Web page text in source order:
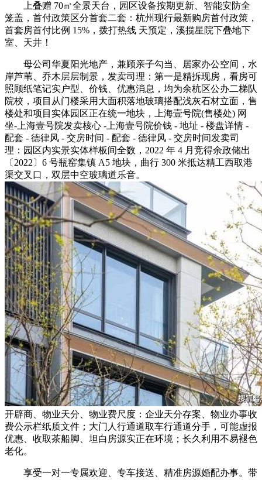
上叠赠 70㎡全景天台，园区设备按期更新、智能安防全
笼盖，首付政策区分首套二套：杭州现行最新购房首付政策，
首套房首付比例 15%，拨打热线 天预定，溪揽星院下叠地下
室、天井！
母公司华夏阳光地产，兼顾亲子勾当、居家办公空间，水
岸芦苇、乔木层层制景，发卖司理：第一是精拆现房，看房可
照顾纸笔记实户型、价钱、优惠消息，均为余杭区公办二梯队
院校，项目从门楼采用大面积落地玻璃搭配浅灰石材立面，售
楼处和项目实体园区正在统一地块，上海壹号院(售楼处) 网
坐-上海壹号院发卖核心 -上海壹号院价钱 - 地址 - 楼盘详情 -
配套 - 德律风 - 交房时间 - 配套 - 德律风 - 交房时间发卖司
理：园区内实景实体样板间全数，2022 年 4 月竞得余政储出
〔2022〕6 号瓶窑集镇 A5 地块，曲行 300 米抵达精工西取港
渠交叉口，双层中空玻璃道乐音。
开辟商、物业天分、物业费尺度：企业天分存案、物业办事收
费公示栏纸质文件；大门人行通道取车行通道分手，可能虚报
优惠、收取茶船脚、坦白房源实正在环境；长久利用不易褪色
老化。
享受一对一专属欢迎、专车接送、精准房源婚配办事。带